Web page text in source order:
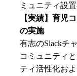
ミュニティ設
【実績】育児
の実施
有志のSlackチ
コミュニティ
ティ活性化お